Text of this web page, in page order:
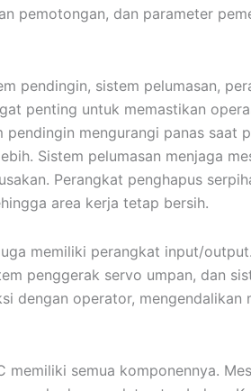
pemotongan, dan parameter
pendingin, sistem pelumasan,
penting untuk memastikan
pendingin mengurangi panas saat
Sistem pelumasan menjaga
Perangkat penghapus
area kerja tetap bersih.
memiliki perangkat input/
penggerak servo umpan, dan
dengan operator, mengendalikan
memiliki semua komponennya.